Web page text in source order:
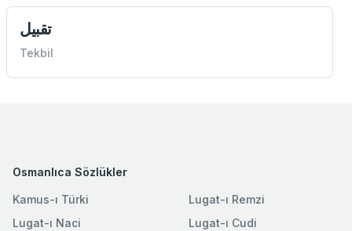
تقبيل
Tekbil
Osmanlıca Sözlükler
Kamus-ı Türki
Lugat-ı Naci
Lugat-ı Remzi
Lugat-ı Cudi